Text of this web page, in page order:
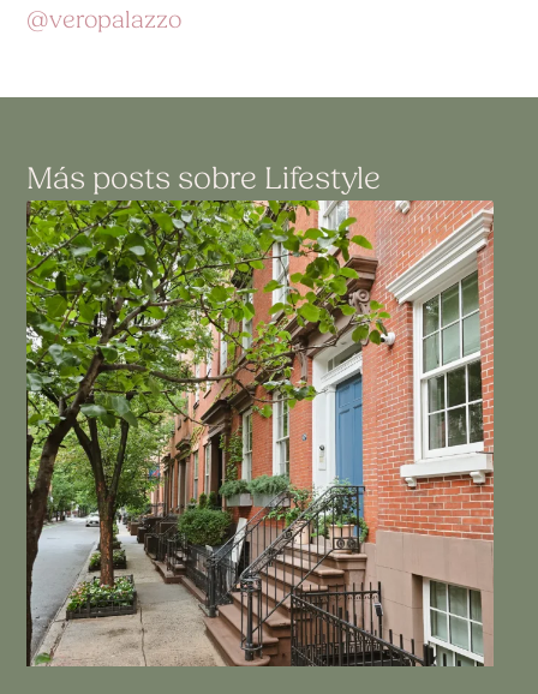
@veropalazzo
Más posts sobre Lifestyle